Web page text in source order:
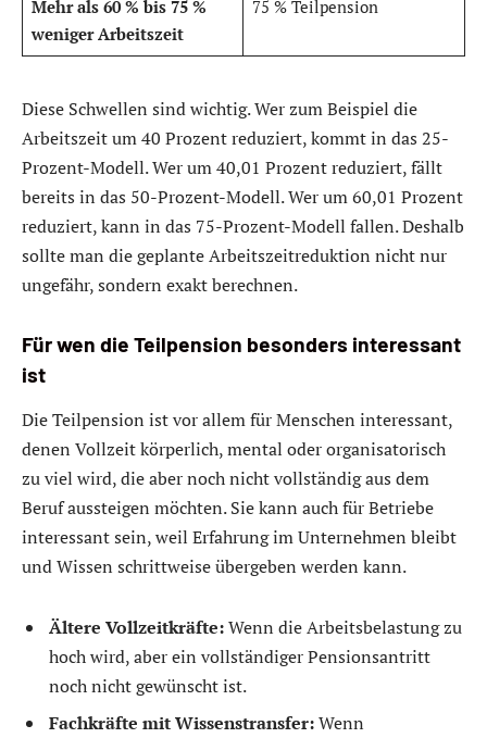
Mehr als 60 % bis 75 %
weniger Arbeitszeit
75 % Teilpension
Diese Schwellen sind wichtig. Wer zum Beispiel die
Arbeitszeit um 40 Prozent reduziert, kommt in das 25-
Prozent-Modell. Wer um 40,01 Prozent reduziert, fällt
bereits in das 50-Prozent-Modell. Wer um 60,01 Prozent
reduziert, kann in das 75-Prozent-Modell fallen. Deshalb
sollte man die geplante Arbeitszeitreduktion nicht nur
ungefähr, sondern exakt berechnen.
Für wen die Teilpension besonders interessant
ist
Die Teilpension ist vor allem für Menschen interessant,
denen Vollzeit körperlich, mental oder organisatorisch
zu viel wird, die aber noch nicht vollständig aus dem
Beruf aussteigen möchten. Sie kann auch für Betriebe
interessant sein, weil Erfahrung im Unternehmen bleibt
und Wissen schrittweise übergeben werden kann.
Ältere Vollzeitkräfte:Wenn die Arbeitsbelastung zu
hoch wird, aber ein vollständiger Pensionsantritt
noch nicht gewünscht ist.
Fachkräfte mit Wissenstransfer:Wenn